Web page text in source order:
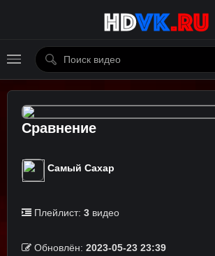
Сравнение
Самый Сахар
Плейлист: 3 видео
Обновлён: 2023-05-23 23:39